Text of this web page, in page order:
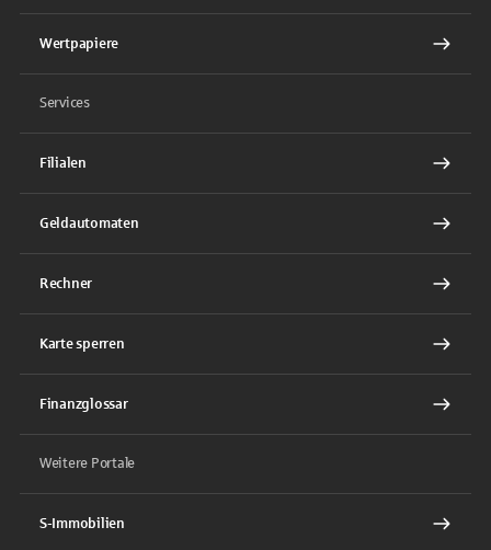
Wertpapiere
Services
Filialen
Geldautomaten
Rechner
Karte sperren
Finanzglossar
Weitere Portale
S-Immobilien